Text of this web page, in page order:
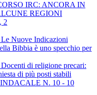
IRC: ANCORA IN
REGIONI
2
Nuove Indicazioni
Bibbia è uno specchio per
di religione precari:
di più posti stabili
N. 10 - 10